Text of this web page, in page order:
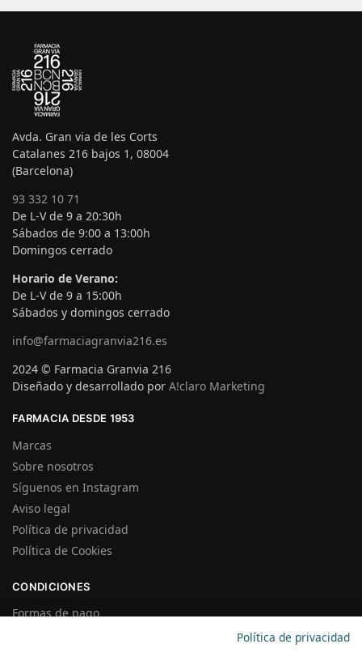
Avda. Gran via de les Corts
Catalanes 216 bajos 1, 08004
(Barcelona)
93 332 10 71
De L-V de 9 a 20:30h
Sábados de 9:00 a 13:00h
Domingos cerrado
Horario de Verano:
De L-V de 9 a 15:00h
Sábados y domingos cerrado
info@farmaciagranvia216.es
2024 © Farmacia Granvia 216
Diseñado y desarrollado por A!claro Marketing
FARMACIA DESDE 1953
Marcas
Sobre nosotros
Síguenos en Instagram
Aviso legal
Política de privacidad
Política de Cookies
CONDICIONES
Formas de pago
Política de privacidad